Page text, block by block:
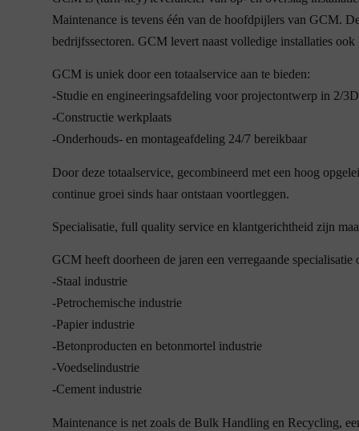
Maintenance is tevens één van de hoofdpijlers van GCM.
bedrijfssectoren. GCM levert naast volledige installaties
GCM is uniek door een totaalservice aan te bieden:
-Studie en engineeringsafdeling voor projectontwerp in 2/3D
-Constructie werkplaats
-Onderhouds- en montageafdeling 24/7 bereikbaar
Door deze totaalservice, gecombineerd met een hoog
continue groei sinds haar ontstaan voortleggen.
Specialisatie, full quality service en klantgerichtheid zijn
GCM heeft doorheen de jaren een verregaande
-Staal industrie
-Petrochemische industrie
-Papier industrie
-Betonproducten en betonmortel industrie
-Voedselindustrie
-Cement industrie
Maintenance is net zoals de Bulk Handling en Recycling,